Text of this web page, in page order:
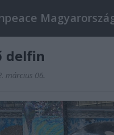
delfin
március 06.